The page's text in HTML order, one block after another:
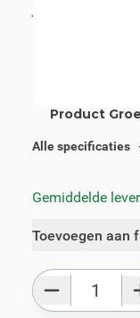
€ 115,00
Product
Alle specificaties
Gemiddelde
Toevoegen aan
Aantal